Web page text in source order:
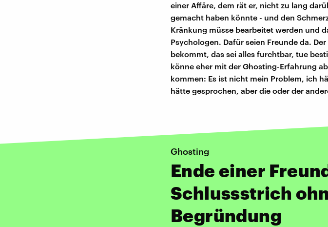
einer Affäre, dem rät er, nicht zu lang
gemacht haben könnte - und den
Kränkung müsse bearbeitet werden und
Psychologen. Dafür seien Freunde da.
bekommt, das sei alles furchtbar, tue
könne eher mit der Ghosting-Erfahrung
kommen: Es ist nicht mein Problem, ich
hätte gesprochen, aber die oder der
Ghosting
Ende einer
Schlussstrich
Begründung